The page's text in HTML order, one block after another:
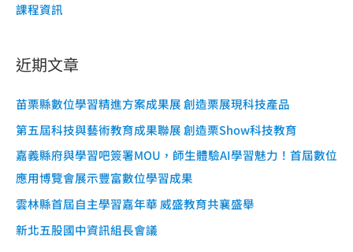
課程資訊
近期文章
苗栗縣數位學習精進方案成果展 創造栗展現科技產品
第五屆科技與藝術教育成果聯展 創造栗Show科技教育
嘉義縣府與學習吧簽署MOU，師生體驗AI學習魅力！首屆數位
應用博覽會展示豐富數位學習成果
雲林縣首屆自主學習嘉年華 威盛教育共襄盛舉
新北五股國中資訊組長會議